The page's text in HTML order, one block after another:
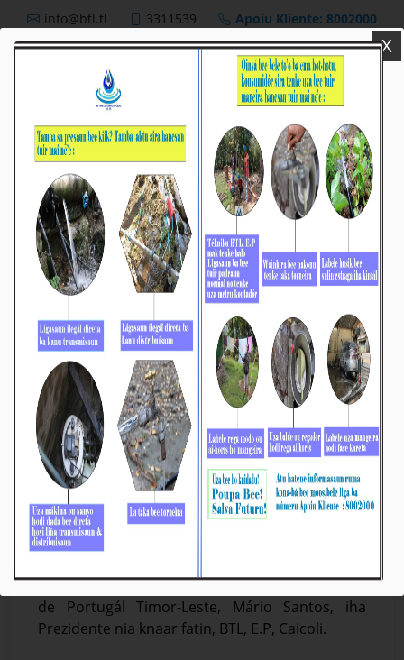
info@btl.tl 3311539 Apoiu Kliente: 8002000
BTL, E.P & AdP Deskute Kooperasaun Servisu
iha Setór Bee no Saneamentu
Média_BTL, E.P 04-Febreiru-2025
Díli, 04/02/2025. Prezidente Komisaun Ezekutiva
Sr. Gustavo da Cruz enkontru ho Diretór Água
de Portugál Timor-Leste, Mário Santos, iha
Prezidente nia knaar fatin, BTL, E.P, Caicoli.
X